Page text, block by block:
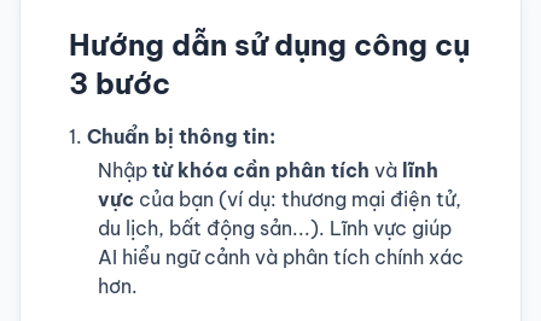
Hướng dẫn sử dụng công cụ
3 bước
Chuẩn bị thông tin:
Nhập từ khóa cần phân tích và lĩnh
vực của bạn (ví dụ: thương mại điện tử,
du lịch, bất động sản...). Lĩnh vực giúp
AI hiểu ngữ cảnh và phân tích chính xác
hơn.